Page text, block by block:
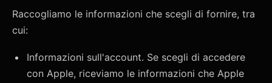
Raccogliamo le informazioni che scegli di fornire, tra
cui:
Informazioni sull'account. Se scegli di accedere
con Apple, riceviamo le informazioni che Apple